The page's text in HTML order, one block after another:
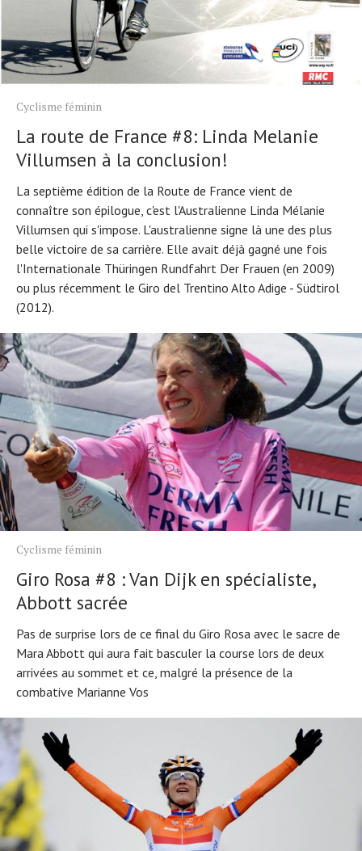
Cyclisme féminin
La route de France #8: Linda Melanie
Villumsen à la conclusion!
La septième édition de la Route de France vient de
connaître son épilogue, c'est l'Australienne Linda Mélanie
Villumsen qui s'impose. L'australienne signe là une des plus
belle victoire de sa carrière. Elle avait déjà gagné une fois
l'Internationale Thüringen Rundfahrt Der Frauen (en 2009)
ou plus récemment le Giro del Trentino Alto Adige - Südtirol
(2012).
Cyclisme féminin
Giro Rosa #8 : Van Dijk en spécialiste,
Abbott sacrée
Pas de surprise lors de ce final du Giro Rosa avec le sacre de
Mara Abbott qui aura fait basculer la course lors de deux
arrivées au sommet et ce, malgré la présence de la
combative Marianne Vos